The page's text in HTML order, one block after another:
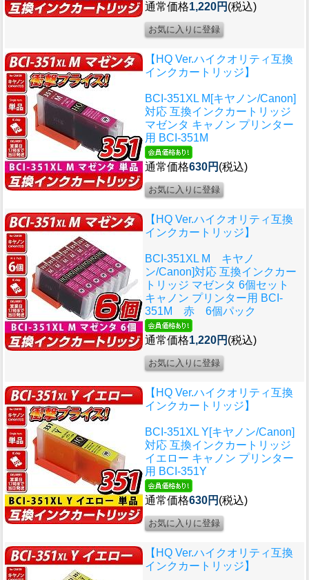
通常価格1,220円 (税込)
【HQ Ver.ハイクオリティ互換
インクカートリッジ】
BCI-351XL M[キヤノン/Canon]
対応 互換インクカートリッジ
マゼンタ キャノン プリンター
用 BCI-351M
通常価格630円 (税込)
【HQ Ver.ハイクオリティ互換
インクカートリッジ】
BCI-351XL M キヤノ
ン/Canon]対応 互換インクカー
トリッジ マゼンタ 6個セット
キャノン プリンター用 BCI-
351M 赤 6個パック
通常価格1,220円 (税込)
【HQ Ver.ハイクオリティ互換
インクカートリッジ】
BCI-351XL Y[キヤノン/Canon]
対応 互換インクカートリッジ
イエロー キャノン プリンター
用 BCI-351Y
通常価格630円 (税込)
【HQ Ver.ハイクオリティ互換
インクカートリッジ】